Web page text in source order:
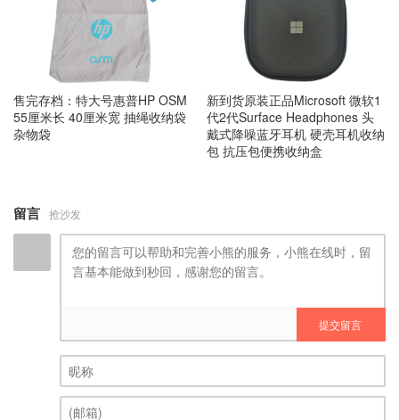
售完存档：特大号惠普HP OSM
55厘米长 40厘米宽 抽绳收纳袋
杂物袋
新到货原装正品Microsoft 微软1
代2代Surface Headphones 头
戴式降噪蓝牙耳机 硬壳耳机收纳
包 抗压包便携收纳盒
留言 抢沙发
提交留言
昵称 (必填)